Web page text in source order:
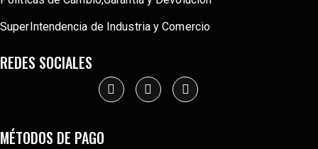
SuperIntendencia de Industria y Comercio
REDES SOCIALES
MÉTODOS DE PAGO